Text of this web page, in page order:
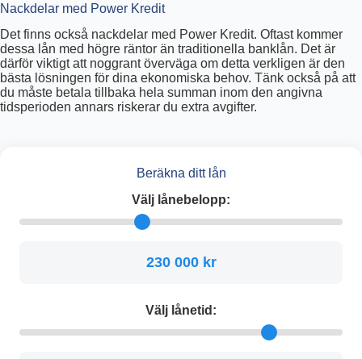
Nackdelar med Power Kredit
Det finns också nackdelar med Power Kredit. Oftast kommer
dessa lån med högre räntor än traditionella banklån. Det är
därför viktigt att noggrant överväga om detta verkligen är den
bästa lösningen för dina ekonomiska behov. Tänk också på att
du måste betala tillbaka hela summan inom den angivna
tidsperioden annars riskerar du extra avgifter.
Beräkna ditt lån
Välj lånebelopp:
230 000 kr
Välj lånetid: